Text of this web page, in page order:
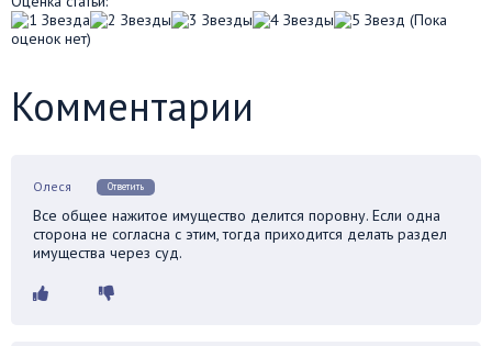
(Пока
оценок нет)
Комментарии
Олеся Ответить
Все общее нажитое имущество делится поровну. Если одна
сторона не согласна с этим, тогда приходится делать раздел
имущества через суд.